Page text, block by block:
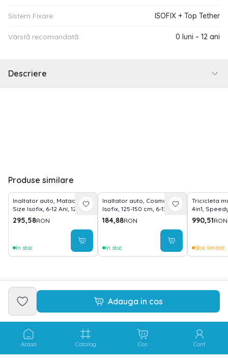
Sistem Fixare: ISOFIX + Top Tether
Vârstă recomandată: 0 luni – 12 ani
Descriere
Adauga in cos
Produse similare
Inaltator auto, Matador, i-
Size Isofix, 6-12 Ani, 125-150
cm, Green Pine
295,58RON
In stoc
Inaltator auto, Cosmos,
Isofix, 125-150 cm, 6-12 ani,
Grey Jasper
184,88RON
In stoc
Tricicleta
4in1,
camera,
Ivory&Black
990,51RON
Stoc limitat
Acasa Catalog Cos Cont